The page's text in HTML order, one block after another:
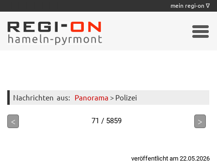
Nachrichten aus: Panorama > Polizei
< 71 / 5859 >
veröffentlicht am 22.05.2026
mein regi-on ∇